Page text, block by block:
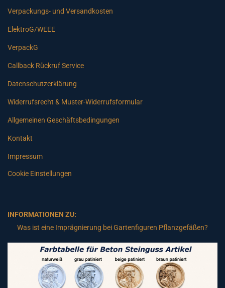
Verpackungs- und Versandkosten
ElektroG/WEEE
VerpackG
Callback Rückruf Service
Datenschutzerklärung
Widerrufsrecht & Muster-Widerrufsformular
Allgemeinen Geschäftsbedingungen
Kontakt
Impressum
Cookie Einstellungen
INFORMATIONEN ZU:
Was ist eine Imprägnierung bei Gartenfiguren Pflanzgefäßen?